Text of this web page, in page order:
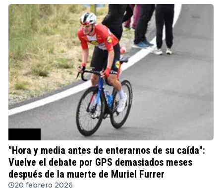
"Hora y media antes de enterarnos de su caída":
Vuelve el debate por GPS demasiados meses
después de la muerte de Muriel Furrer
20 febrero 2026